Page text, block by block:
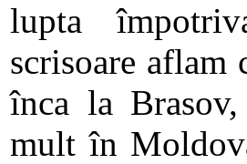
lupta
scrisoare aflam
înca la
mult în